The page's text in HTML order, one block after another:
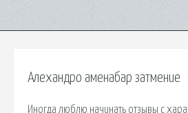
Алехандро аменабар затмение
Иногда люблю начинать отзывы с